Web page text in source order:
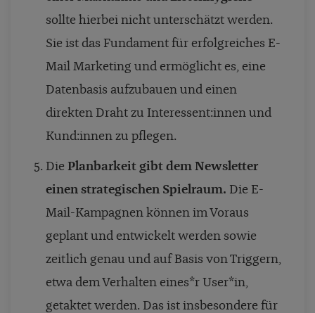
sollte hierbei nicht unterschätzt werden.
Sie ist das Fundament für erfolgreiches E-
Mail Marketing und ermöglicht es, eine
Datenbasis aufzubauen und einen
direkten Draht zu Interessent:innen und
Kund:innen zu pflegen.
Die Planbarkeit gibt dem Newsletter
einen strategischen Spielraum. Die E-
Mail-Kampagnen können im Voraus
geplant und entwickelt werden sowie
zeitlich genau und auf Basis von Triggern,
etwa dem Verhalten eines*r User*in,
getaktet werden. Das ist insbesondere für